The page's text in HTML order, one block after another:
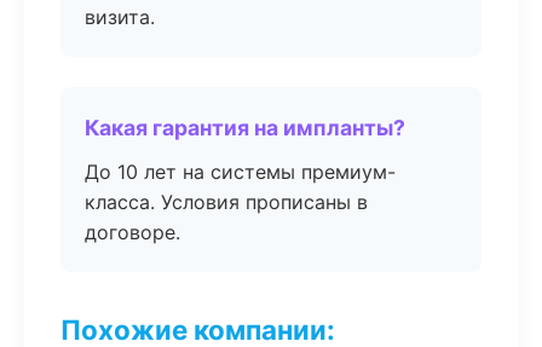
визита.
Какая гарантия на импланты?
До 10 лет на системы премиум-
класса. Условия прописаны в
договоре.
Похожие компании: